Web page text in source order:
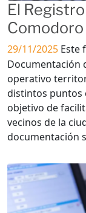
El
29/11/2025 Este
Documentación
operativo
distintos puntos
objetivo de
vecinos de la
documentación